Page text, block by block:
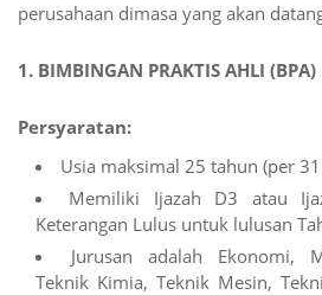
perusahaan dimasa yang akan
1. BIMBINGAN PRAKTIS AHLI (BPA)
Persyaratan:
Usia maksimal 25 tahun (per
Memiliki Ijazah D3 atau
Keterangan Lulus untuk lulusan
Jurusan adalah Ekonomi,
Teknik Kimia, Teknik Mesin,